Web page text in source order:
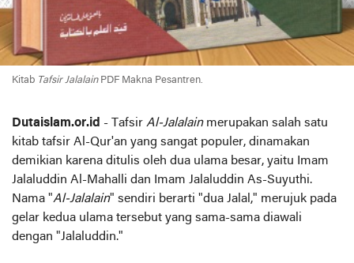
Kitab Tafsir JalalainPDF Makna Pesantren.
Dutaislam.or.id - Tafsir Al-Jalalainmerupakan salah satu
kitab tafsir Al-Qur'an yang sangat populer, dinamakan
demikian karena ditulis oleh dua ulama besar, yaitu Imam
Jalaluddin Al-Mahalli dan Imam Jalaluddin As-Suyuthi.
Nama "Al-Jalalain" sendiri berarti "dua Jalal," merujuk pada
gelar kedua ulama tersebut yang sama-sama diawali
dengan "Jalaluddin."